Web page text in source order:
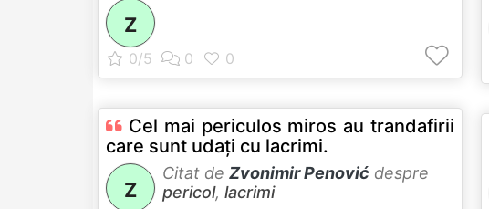
Z
Cel mai periculos miros au trandafirii
care sunt udaţi cu lacrimi.
Z
Citat de Zvonimir Penović despre
pericol, lacrimi